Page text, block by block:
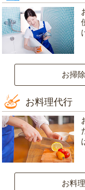
お掃
お料理代行
お料